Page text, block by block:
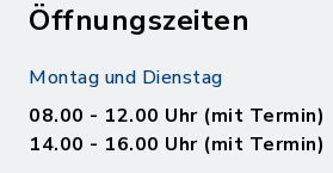
Öffnungszeiten
Montag und Dienstag
08.00 - 12.00 Uhr (mit Termin)
14.00 - 16.00 Uhr (mit Termin)